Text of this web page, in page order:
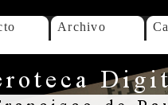
Archivo